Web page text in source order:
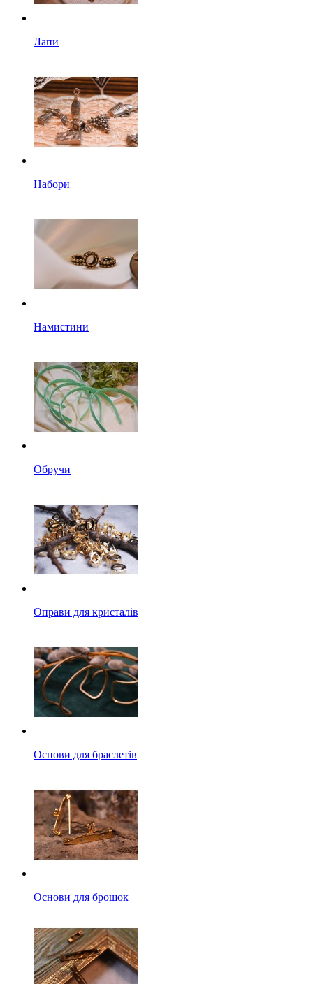
Лапи
Набори
Намистини
Обручи
Оправи для кристалів
Основи для браслетів
Основи для брошок